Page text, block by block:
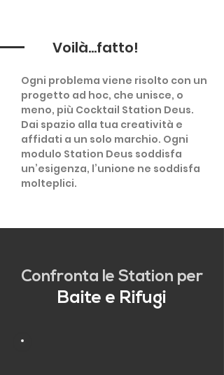
Voilà…fatto!
Ogni problema viene risolto con un
progetto ad hoc, che unisce, o
meno, più Cocktail Station Deus.
Dai spazio alla tua creatività e
affidati a un solo marchio. Ogni
modulo Station Deus soddisfa
un’esigenza, l’unione ne soddisfa
molteplici.
Confronta le Station per
Baite e Rifugi